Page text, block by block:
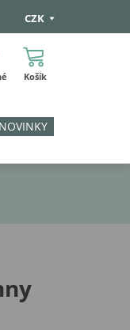
CZK
Košík
NOVINKY